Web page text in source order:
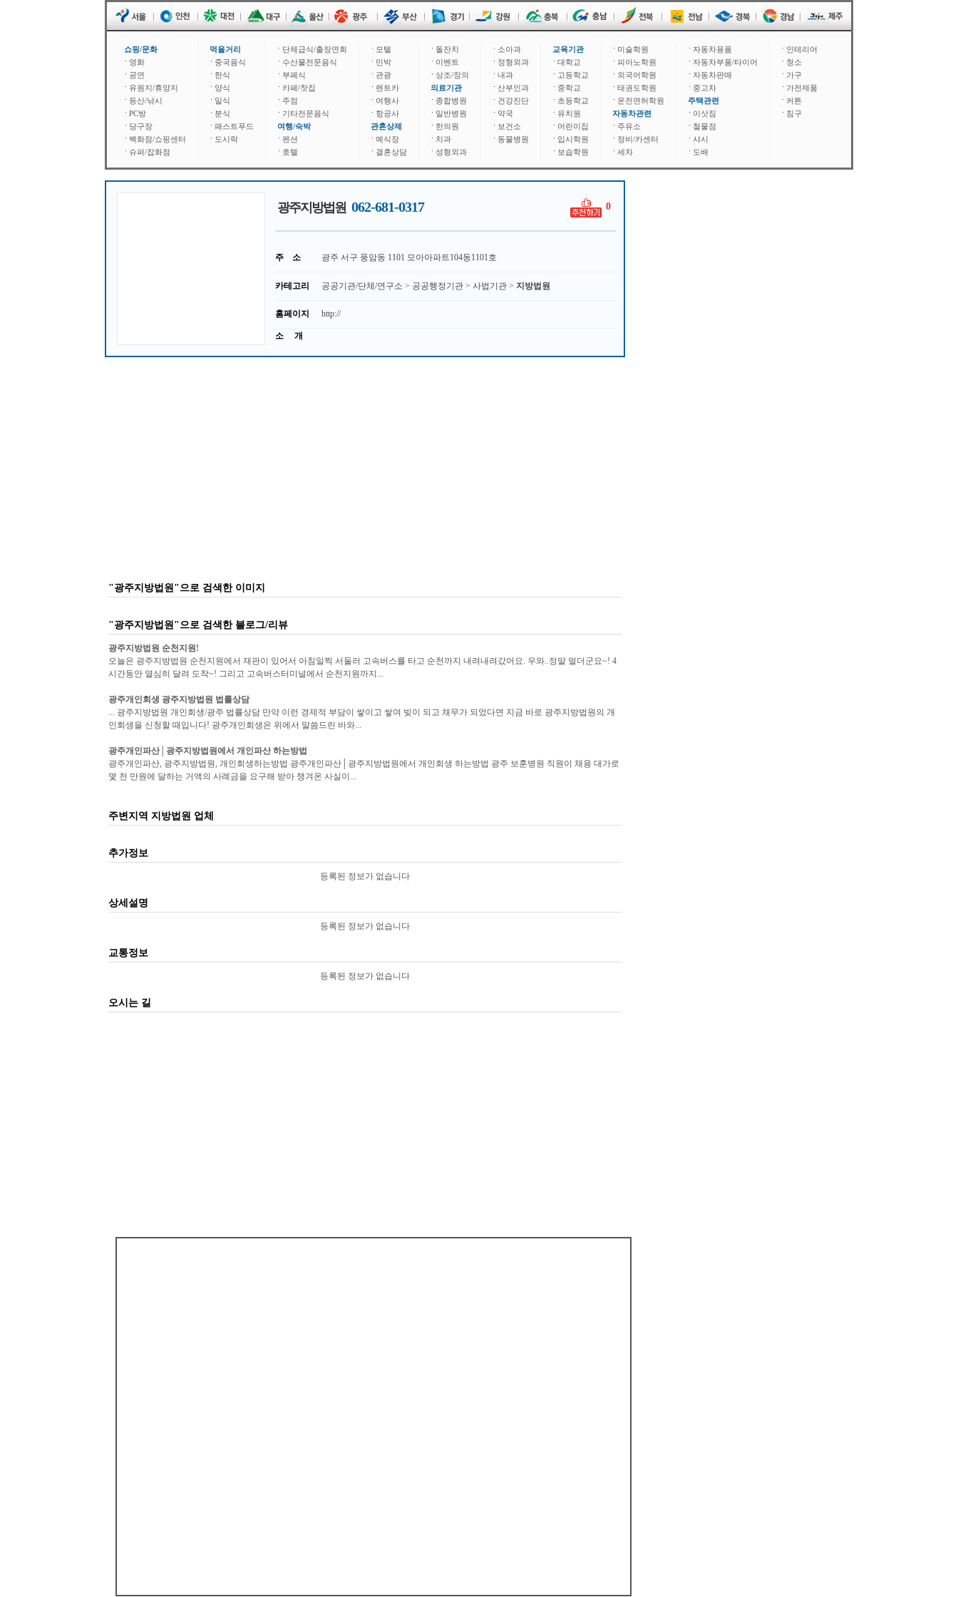
쇼핑/문화
영화
공연
유원지/휴양지
등산/낚시
PC방
당구장
백화점/쇼핑센터
슈퍼/잡화점
먹을거리
중국음식
한식
양식
일식
분식
패스트푸드
도시락
단체급식/출장연회
수산물전문음식
부페식
카페/찻집
주점
기타전문음식
여행/숙박
펜션
호텔
모텔
민박
관광
렌트카
여행사
항공사
관혼상제
예식장
결혼상담
돌잔치
이벤트
상조/장의
의료기관
종합병원
일반병원
한의원
치과
성형외과
소아과
정형외과
내과
산부인과
건강진단
약국
보건소
동물병원
교육기관
대학교
고등학교
중학교
초등학교
유치원
어린이집
입시학원
보습학원
미술학원
피아노학원
외국어학원
태권도학원
운전면허학원
자동차관련
주유소
정비/카센터
세차
자동차용품
자동차부품/타이어
자동차판매
중고차
주택관련
이삿짐
철물점
샤시
도배
인테리어
청소
가구
가전제품
커튼
침구
광주지방법원 062-681-0317 0
주 소 광주 서구 풍암동 1101 모아아파트104동1101호
카테고리 공공기관/단체/연구소 > 공공행정기관 > 사법기관 > 지방법원
홈페이지 http://
소 개
"광주지방법원"으로 검색한 이미지
"광주지방법원"으로 검색한 블로그/리뷰
광주지방법원 순천지원!
오늘은 광주지방법원 순천지원에서 재판이 있어서 아침일찍 서둘러 고속버스를 타고 순천까지 내려내려갔어요. 우와..정말 멀더군요~! 4
시간동안 열심히 달려 도착~! 그리고 고속버스터미널에서 순천지원까지...
광주개인회생 광주지방법원 법률상담
... 광주지방법원 개인회생/광주 법률상담 만약 이런 경제적 부담이 쌓이고 쌓여 빚이 되고 채무가 되었다면 지금 바로 광주지방법원의 개
인회생을 신청할 때입니다! 광주개인회생은 위에서 말씀드린 바와...
광주개인파산│ 광주지방법원에서 개인파산 하는방법
광주개인파산, 광주지방법원, 개인회생하는방법 광주개인파산│광주지방법원에서 개인회생 하는방법 광주 보훈병원 직원이 채용 대가로
몇 천 만원에 달하는 거액의 사례금을 요구해 받아 챙겨온 사실이...
주변지역 지방법원 업체
추가정보
등록된 정보가 없습니다
상세설명
등록된 정보가 없습니다
교통정보
등록된 정보가 없습니다
오시는 길